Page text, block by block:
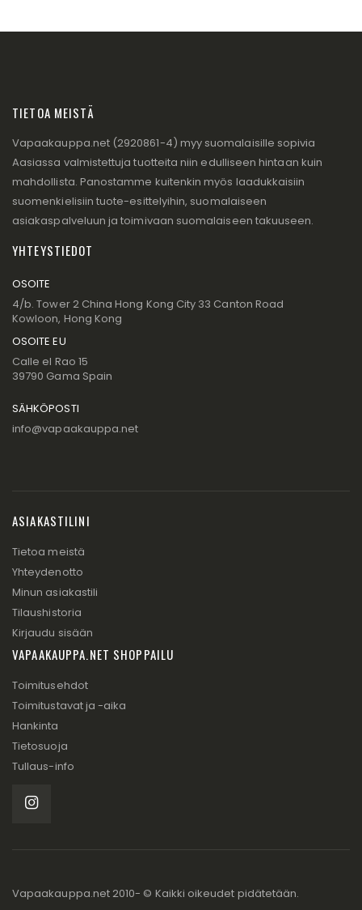
TIETOA MEISTÄ
Vapaakauppa.net (2920861-4) myy suomalaisille sopivia
Aasiassa valmistettuja tuotteita niin edulliseen hintaan kuin
mahdollista. Panostamme kuitenkin myös laadukkaisiin
suomenkielisiin tuote-esittelyihin, suomalaiseen
asiakaspalveluun ja toimivaan suomalaiseen takuuseen.
YHTEYSTIEDOT
OSOITE
4/b. Tower 2 China Hong Kong City 33 Canton Road
Kowloon, Hong Kong
OSOITE EU
Calle el Rao 15
39790 Gama Spain
SÄHKÖPOSTI
info@vapaakauppa.net
ASIAKASTILINI
Tietoa meistä
Yhteydenotto
Minun asiakastili
Tilaushistoria
Kirjaudu sisään
VAPAAKAUPPA.NET SHOPPAILU
Toimitusehdot
Toimitustavat ja -aika
Hankinta
Tietosuoja
Tullaus-info
Vapaakauppa.net 2010- © Kaikki oikeudet pidätetään.